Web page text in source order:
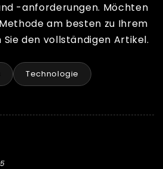
-anforderungen. Möchten
am besten zu Ihrem
Sie den vollständigen Artikel.
Technologie